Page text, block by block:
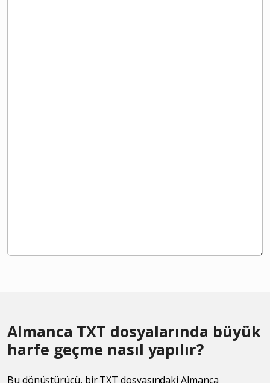
Almanca TXT dosyalarında büyük
harfe geçme nasıl yapılır?
Bu dönüştürücü, bir TXT dosyasındaki Almanca